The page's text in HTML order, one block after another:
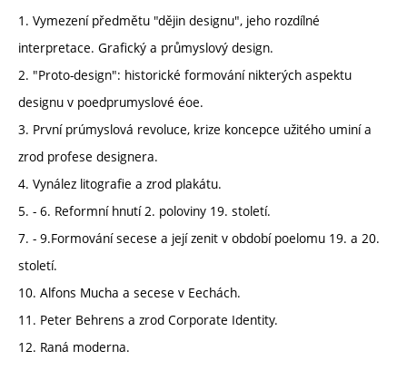
1. Vymezení předmětu "dějin designu", jeho rozdílné
interpretace. Grafický a průmyslový design.
2. "Proto-design": historické formování nikterých aspektu
designu v poedprumyslové éoe.
3. První prúmyslová revoluce, krize koncepce užitého uminí a
zrod profese designera.
4. Vynález litografie a zrod plakátu.
5. - 6. Reformní hnutí 2. poloviny 19. století.
7. - 9.Formování secese a její zenit v období poelomu 19. a 20.
století.
10. Alfons Mucha a secese v Eechách.
11. Peter Behrens a zrod Corporate Identity.
12. Raná moderna.